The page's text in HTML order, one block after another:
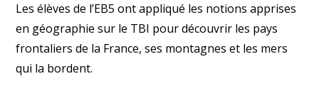
Les élèves de l’EB5 ont appliqué les notions apprises
en géographie sur le TBI pour découvrir les pays
frontaliers de la France, ses montagnes et les mers
qui la bordent.